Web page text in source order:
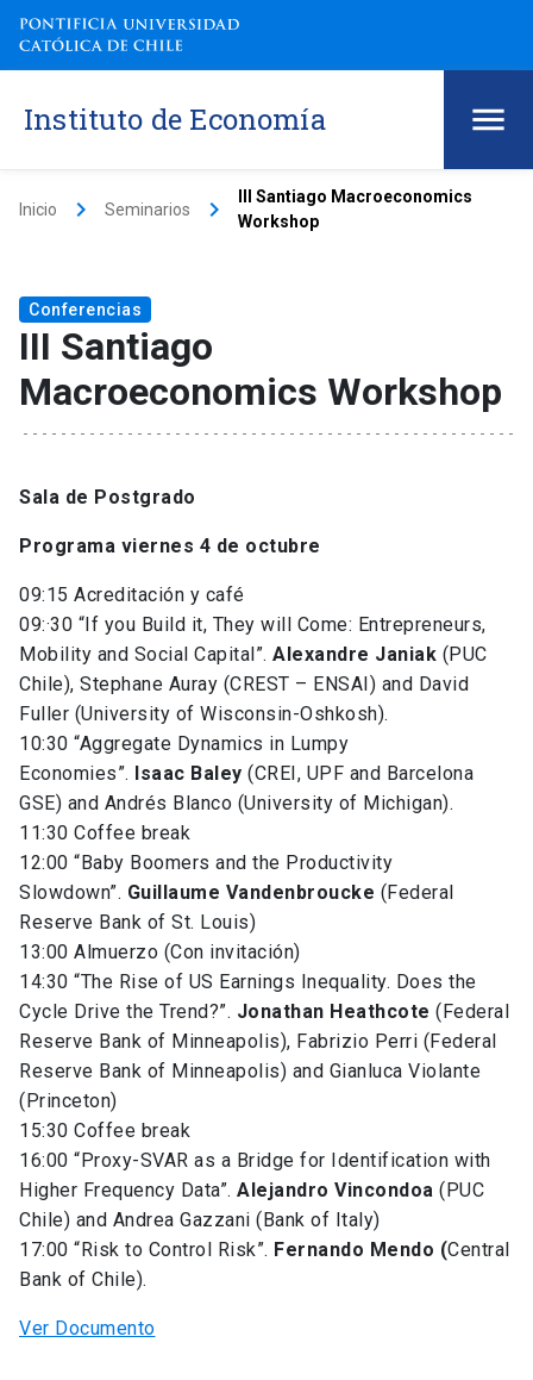
Instituto de Economía
Inicio keyboard_arrow_right Seminarios keyboard_arrow_right
III Santiago Macroeconomics
Workshop
Conferencias
III Santiago
Macroeconomics Workshop
Sala de Postgrado
Programa viernes 4 de octubre
09:15 Acreditación y café
09:·30 “If you Build it, They will Come: Entrepreneurs,
Mobility and Social Capital”. Alexandre Janiak (PUC
Chile), Stephane Auray (CREST – ENSAI) and David
Fuller (University of Wisconsin-Oshkosh).
10:30 “Aggregate Dynamics in Lumpy
Economies”. Isaac Baley (CREI, UPF and Barcelona
GSE) and Andrés Blanco (University of Michigan).
11:30 Coffee break
12:00 “Baby Boomers and the Productivity
Slowdown”. Guillaume Vandenbroucke (Federal
Reserve Bank of St. Louis)
13:00 Almuerzo (Con invitación)
14:30 “The Rise of US Earnings Inequality. Does the
Cycle Drive the Trend?”. Jonathan Heathcote (Federal
Reserve Bank of Minneapolis), Fabrizio Perri (Federal
Reserve Bank of Minneapolis) and Gianluca Violante
(Princeton)
15:30 Coffee break
16:00 “Proxy-SVAR as a Bridge for Identification with
Higher Frequency Data”. Alejandro Vincondoa (PUC
Chile) and Andrea Gazzani (Bank of Italy)
17:00 “Risk to Control Risk”. Fernando Mendo (Central
Bank of Chile).
Ver Documento